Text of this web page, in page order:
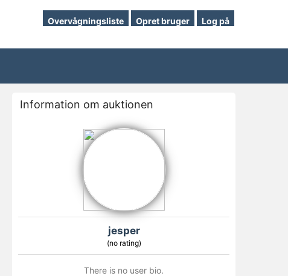
Overvågningsliste Opret bruger Log på
Information om auktionen
jesper
(no rating)
There is no user bio.